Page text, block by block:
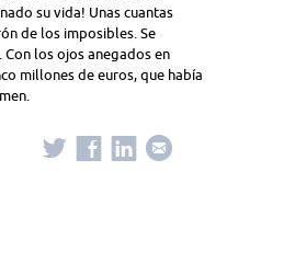
su vida! Unas cuantas
de los imposibles. Se
los ojos anegados en
millones de euros, que había